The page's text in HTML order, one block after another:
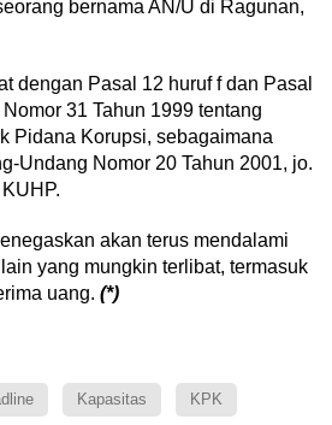
bernama AN/U di Ragunan,
dengan Pasal 12 huruf f dan Pasal
31 Tahun 1999 tentang
Pidana Korupsi, sebagaimana
Undang Nomor 20 Tahun 2001, jo.
akan terus mendalami
yang mungkin terlibat, termasuk
uang. (*)
Kapasitas KPK